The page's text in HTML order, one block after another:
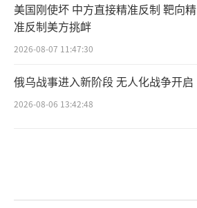
美国刚使坏 中方直接精准反制 靶向精
准反制美方挑衅
2026-08-07 11:47:30
俄乌战事进入新阶段 无人化战争开启
2026-08-06 13:42:48